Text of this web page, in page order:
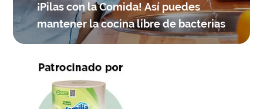
¡Pilas con la Comida! Así puedes
mantener la cocina libre de bacterias